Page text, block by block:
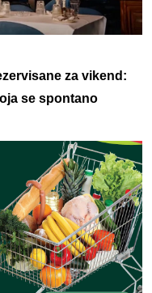
za vikend:
se spontano